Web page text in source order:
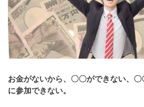
お金がないから、〇〇ができない、
に参加できない。